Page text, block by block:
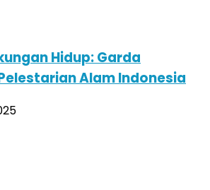
Hidup: Garda
Alam Indonesia